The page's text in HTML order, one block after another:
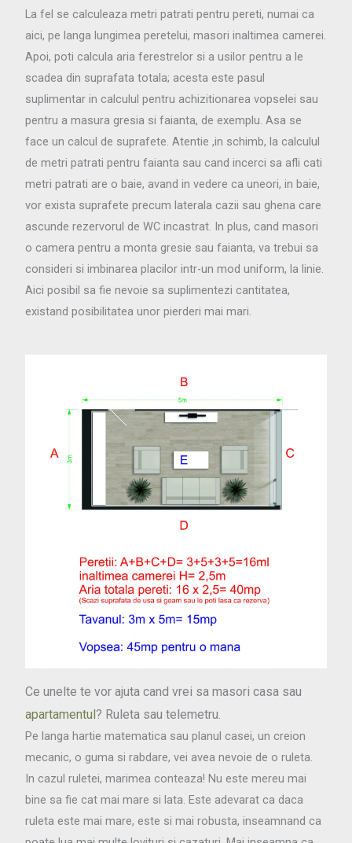
La fel se calculeaza metri patrati pentru pereti, numai ca
aici, pe langa lungimea peretelui, masori inaltimea camerei.
Apoi, poti calcula aria ferestrelor si a usilor pentru a le
scadea din suprafata totala; acesta este pasul
suplimentar in calculul pentru achizitionarea vopselei sau
pentru a masura gresia si faianta, de exemplu. Asa se
face un calcul de suprafete. Atentie ,in schimb, la calculul
de metri patrati pentru faianta sau cand incerci sa afli cati
metri patrati are o baie, avand in vedere ca uneori, in baie,
vor exista suprafete precum laterala cazii sau ghena care
ascunde rezervorul de WC incastrat. In plus, cand masori
o camera pentru a monta gresie sau faianta, va trebui sa
consideri si imbinarea placilor intr-un mod uniform, la linie.
Aici posibil sa fie nevoie sa suplimentezi cantitatea,
existand posibilitatea unor pierderi mai mari.
Ce unelte te vor ajuta cand vrei sa masori casa sau
apartamentul? Ruleta sau telemetru.
Pe langa hartie matematica sau planul casei, un creion
mecanic, o guma si rabdare, vei avea nevoie de o ruleta.
In cazul ruletei, marimea conteaza! Nu este mereu mai
bine sa fie cat mai mare si lata. Este adevarat ca daca
ruleta este mai mare, este si mai robusta, inseamnand ca